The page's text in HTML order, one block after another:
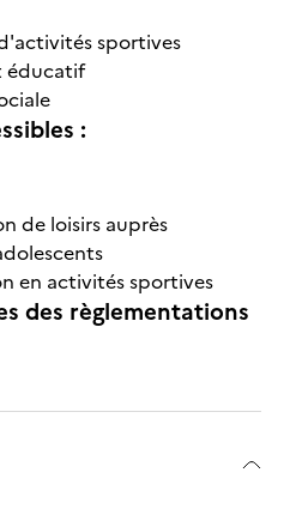
sportives
éducatif
:
de loisirs auprès
en activités sportives
des règlementations